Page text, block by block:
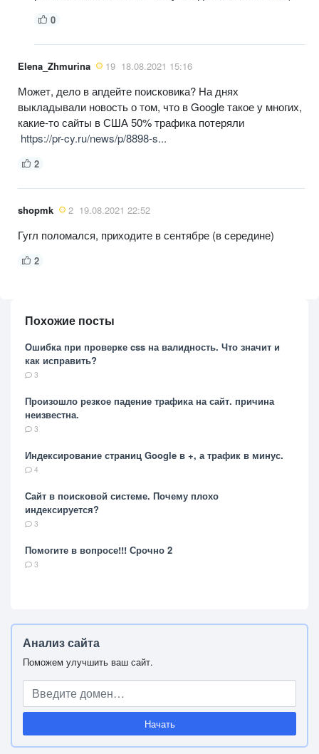
0
Elena_Zhmurina 19 18.08.2021 15:16
Может, дело в апдейте поисковика? На днях
выкладывали новость о том, что в Google такое у многих,
какие-то сайты в США 50% трафика потеряли
https://pr-cy.ru/news/p/8898-s...
2
shopmk 2 19.08.2021 22:52
Гугл поломался, приходите в сентябре (в середине)
2
Похожие посты
Ошибка при проверке css на валидность. Что значит и
как исправить?
3
Произошло резкое падение трафика на сайт. причина
неизвестна.
3
Индексирование страниц Google в +, а трафик в минус.
4
Сайт в поисковой системе. Почему плохо
индексируется?
3
Помогите в вопросе!!! Срочно 2
3
Анализ сайта
Поможем улучшить ваш сайт.
Начать